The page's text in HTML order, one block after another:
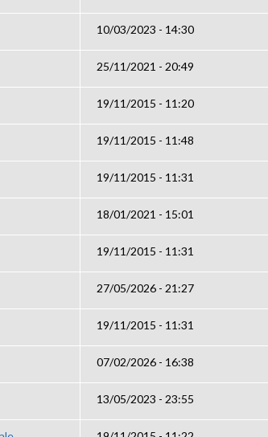
10/03/2023 - 14:30
25/11/2021 - 20:49
19/11/2015 - 11:20
19/11/2015 - 11:48
19/11/2015 - 11:31
18/01/2021 - 15:01
19/11/2015 - 11:31
27/05/2026 - 21:27
19/11/2015 - 11:31
07/02/2026 - 16:38
13/05/2023 - 23:55